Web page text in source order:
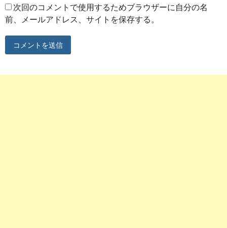
次回のコメントで使用するためブラウザーに自分の名
前、メールアドレス、サイトを保存する。